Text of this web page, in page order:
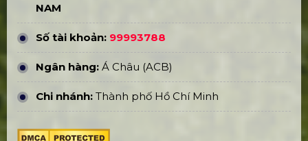
NAM
Số tài khoản: 99993788
Ngân hàng: Á Châu (ACB)
Chi nhánh: Thành phố Hồ Chí Minh